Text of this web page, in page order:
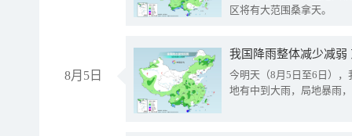
区将有大范围桑拿天。
8月5日
我国降雨整体减少减弱
今明天（8月5日至6日）
地有中到大雨，局地暴雨